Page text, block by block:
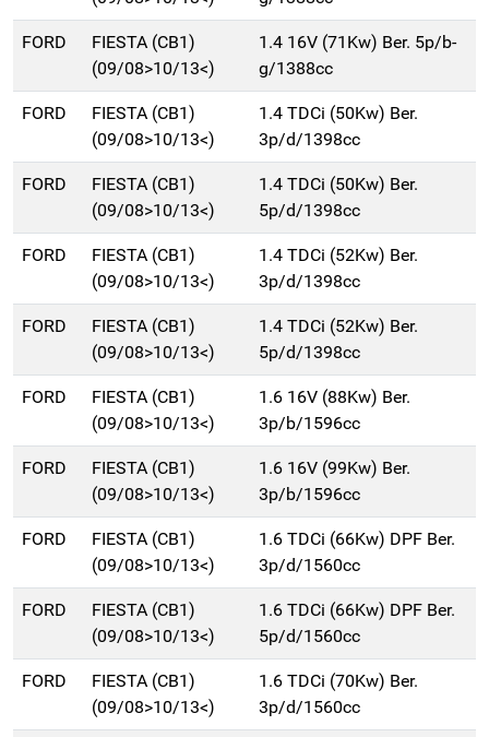
FORD
FIESTA (CB1)
(09/08>10/13<)
1.4 16V (71Kw) Ber. 5p/b-
g/1388cc
FORD
FIESTA (CB1)
(09/08>10/13<)
1.4 TDCi (50Kw) Ber.
3p/d/1398cc
FORD
FIESTA (CB1)
(09/08>10/13<)
1.4 TDCi (50Kw) Ber.
5p/d/1398cc
FORD
FIESTA (CB1)
(09/08>10/13<)
1.4 TDCi (52Kw) Ber.
3p/d/1398cc
FORD
FIESTA (CB1)
(09/08>10/13<)
1.4 TDCi (52Kw) Ber.
5p/d/1398cc
FORD
FIESTA (CB1)
(09/08>10/13<)
1.6 16V (88Kw) Ber.
3p/b/1596cc
FORD
FIESTA (CB1)
(09/08>10/13<)
1.6 16V (99Kw) Ber.
3p/b/1596cc
FORD
FIESTA (CB1)
(09/08>10/13<)
1.6 TDCi (66Kw) DPF Ber.
3p/d/1560cc
FORD
FIESTA (CB1)
(09/08>10/13<)
1.6 TDCi (66Kw) DPF Ber.
5p/d/1560cc
FORD
FIESTA (CB1)
(09/08>10/13<)
1.6 TDCi (70Kw) Ber.
3p/d/1560cc